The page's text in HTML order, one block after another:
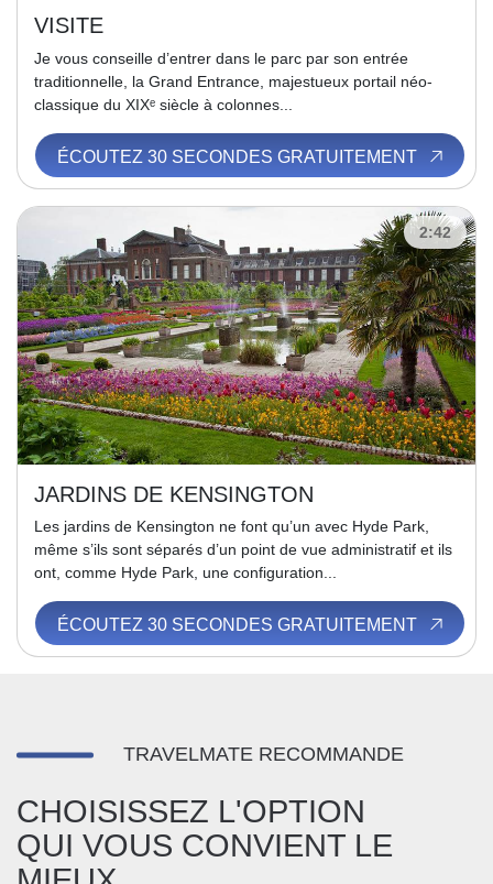
VISITE
Je vous conseille d’entrer dans le parc par son entrée
traditionnelle, la Grand Entrance, majestueux portail néo-
classique du XIXᵉ siècle à colonnes...
ÉCOUTEZ 30 SECONDES GRATUITEMENT
2:42
JARDINS DE KENSINGTON
Les jardins de Kensington ne font qu’un avec Hyde Park,
même s’ils sont séparés d’un point de vue administratif et ils
ont, comme Hyde Park, une configuration...
ÉCOUTEZ 30 SECONDES GRATUITEMENT
TRAVELMATE RECOMMANDE
CHOISISSEZ L'OPTION
QUI VOUS CONVIENT LE